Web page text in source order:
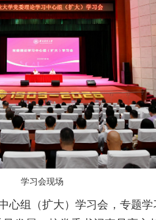
学习会现场
心组（扩大）学习会，专题